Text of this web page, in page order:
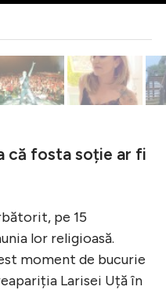
că fosta soție ar fi
pe 15
lor religioasă.
moment de bucurie
Larisei Uță în